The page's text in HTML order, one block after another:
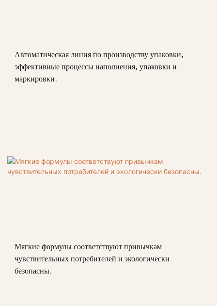
Автоматическая линия по производству упаковки,
эффективные процессы наполнения, упаковки и
маркировки.
Мягкие формулы соответствуют привычкам
чувствительных потребителей и экологически
безопасны.